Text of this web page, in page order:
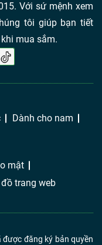
Với sứ mệnh xem
tôi giúp bạn tiết
mua sắm.
Dành cho nam
mật
trang web
đăng ký bản quyền